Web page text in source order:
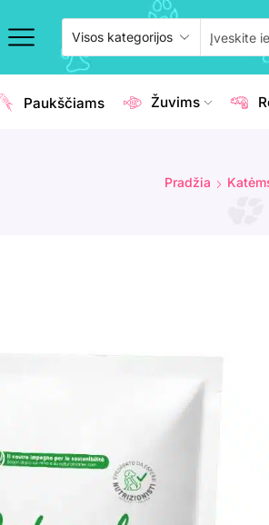
Paukščiams Žuvims
Pradžia